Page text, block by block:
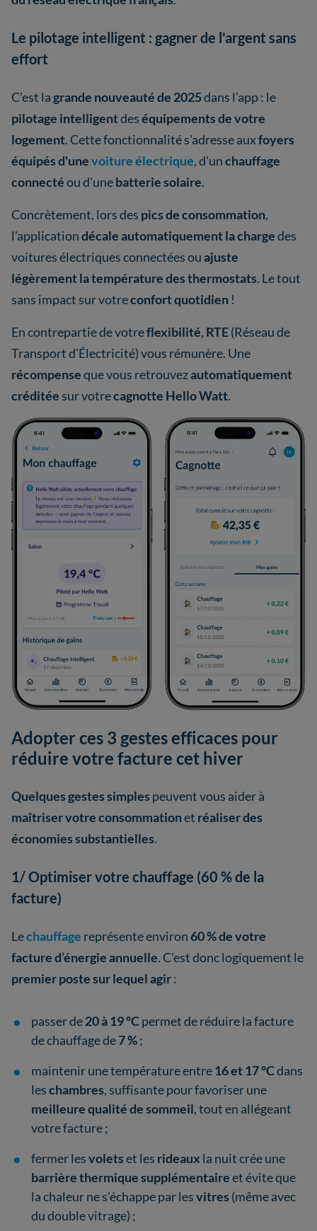
Le pilotage intelligent : gagner de l'argent sans
effort
C’est lagrande nouveauté de 2025dans l’app : le
pilotage intelligentdeséquipements de votre
logement. Cette fonctionnalité s'adresse auxfoyers
équipés d'unevoiture électrique, d'unchauffage
connectéou d'unebatterie solaire.
Concrètement, lors des pics de consommation,
l'applicationdécale automatiquement la chargedes
voitures électriques connectées ouajuste
légèrement la température des thermostats. Le tout
sans impact sur votreconfort quotidien !
En contrepartie de votreflexibilité, RTE(Réseau de
Transport d'Électricité) vous rémunère. Une
récompenseque vous retrouvezautomatiquement
créditée sur votrecagnotte Hello Watt.
Adopter ces 3 gestes efficaces pour
réduire votre facture cet hiver
Quelques gestes simples peuvent vous aider à
maîtriser votre consommationet réaliser des
économies substantielles.
1/ Optimiser votre chauffage (60 % de la
facture)
Lechauffage représente environ 60 % de votre
facture d’énergie annuelle. C'est donc logiquement le
premier poste sur lequel agir:
passer de20 à 19 °Cpermet de réduire la facture
de chauffage de7 %;
maintenir une température entre16 et 17 °Cdans
leschambres, suffisante pour favoriser une
meilleure qualité de sommeil, tout en allégeant
votre facture ;
fermer lesvoletset les rideaux la nuit crée une
barrière thermique supplémentaireet évite que
la chaleur ne s'échappe par lesvitres (même avec
du double vitrage) ;